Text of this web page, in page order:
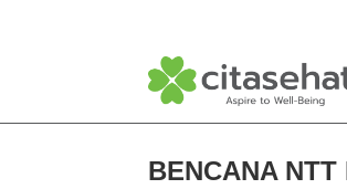
BENCANA